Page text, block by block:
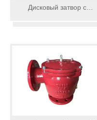
Дисковый затвор с